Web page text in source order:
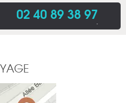
02 40 89 38 97.